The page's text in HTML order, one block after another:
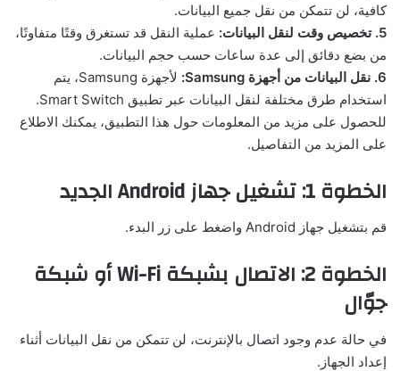
كافية، لن تتمكن من نقل جميع البيانات.
5. تخصيص وقت لنقل البيانات:
عملية النقل قد تستغرق وقتًا متفاوتًا،
من بضع دقائق إلى عدة ساعات حسب حجم البيانات.
6. نقل البيانات من أجهزة Samsung:
لأجهزة Samsung، يتم
استخدام طرق مختلفة لنقل البيانات عبر تطبيق Smart Switch.
للحصول على مزيد من المعلومات حول هذا التطبيق، يمكنك الاطلاع
على المزيد من التفاصيل.
الخطوة 1: تشغيل جهاز Android الجديد
قم بتشغيل جهاز Android واضغط على زر البدء.
الخطوة 2: الاتصال بشبكة Wi-Fi أو شبكة
جوّال
في حالة عدم وجود اتصال بالإنترنت، لن تتمكن من نقل البيانات أثناء
إعداد الجهاز.